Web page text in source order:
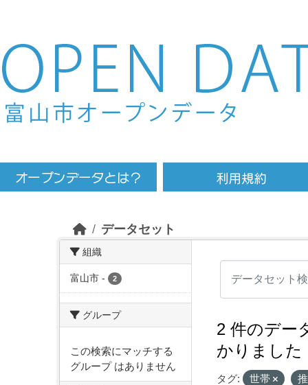
Skip to main content
データセット
組織
富山市 - 2
グループ
この検索にマッチする
グループ はありません
2 件のデー
かりました
タグ: 世帯